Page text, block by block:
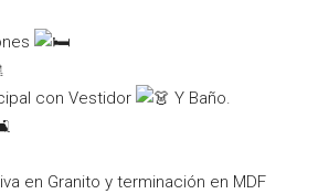
con Vestidor
Y Baño.
en Granito y terminación en MDF